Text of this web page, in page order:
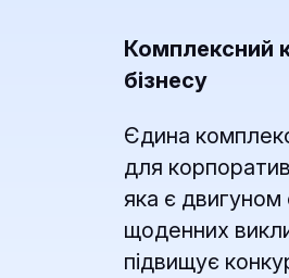
Комплексний
бізнесу
Єдина
для
яка є двигуном
щоденних
підвищує